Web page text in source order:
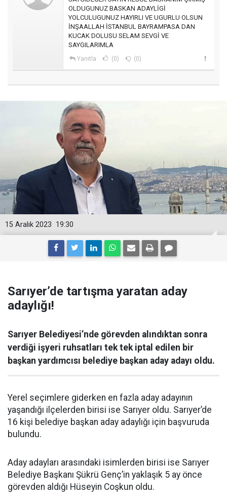
OLDUGUNUZ BASKAN ADAYLİGİ
YOLCULUGUNUZ HAYIRLI VE UGURLU OLSUN
İNŞAALLAH İSTANBUL BAYRAMPASA DAN
KUCAK DOLUSU SELAM SEVGİ VE
SAYGILARIMLA
Yanıtla (0) (0)
19:30
15 Aralık 2023
Sarıyer’de tartışma yaratan aday
adaylığı!
Sarıyer Belediyesi’nde görevden alındıktan sonra
verdiği işyeri ruhsatları tek tek iptal edilen bir
başkan yardımcısı belediye başkan aday adayı oldu.
Yerel seçimlere giderken en fazla aday adayının
yaşandığı ilçelerden birisi ise Sarıyer oldu. Sarıyer’de
16 kişi belediye başkan aday adaylığı için başvuruda
bulundu.
Aday adayları arasındaki isimlerden birisi ise Sarıyer
Belediye Başkanı Şükrü Genç’in yaklaşık 5 ay önce
görevden aldığı Hüseyin Coşkun oldu.